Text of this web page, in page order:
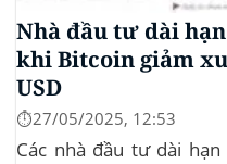
Nhà đầu tư dài
khi Bitcoin giảm
USD
⏱️27/05/2025, 12:53
Các nhà đầu tư dài